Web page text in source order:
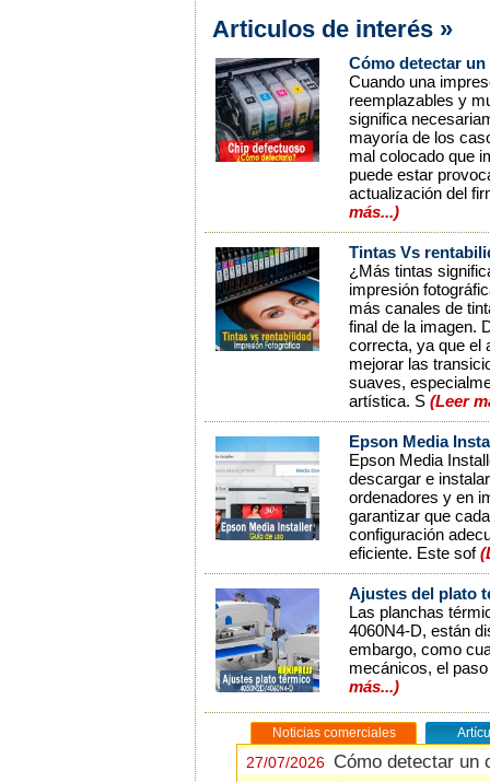
Articulos de interés »
Cómo detectar
Cuando una
reemplazables y
significa
mayoría de los
mal colocado que
puede estar
actualización del
más...)
Tintas Vs
¿Más tintas
impresión
más canales de
final de la imagen.
correcta, ya que el
mejorar las
suaves,
artística. S (Leer
Epson Media
Epson Media
descargar e
ordenadores y en
garantizar que
configuración
eficiente. Este sof
Ajustes del plato
Las planchas
4060N4-D, están
embargo, como
mecánicos, el
más...)
Noticias comerciales
27/07/2026 Cómo detectar un
27/07/2026 Cómo detectar un